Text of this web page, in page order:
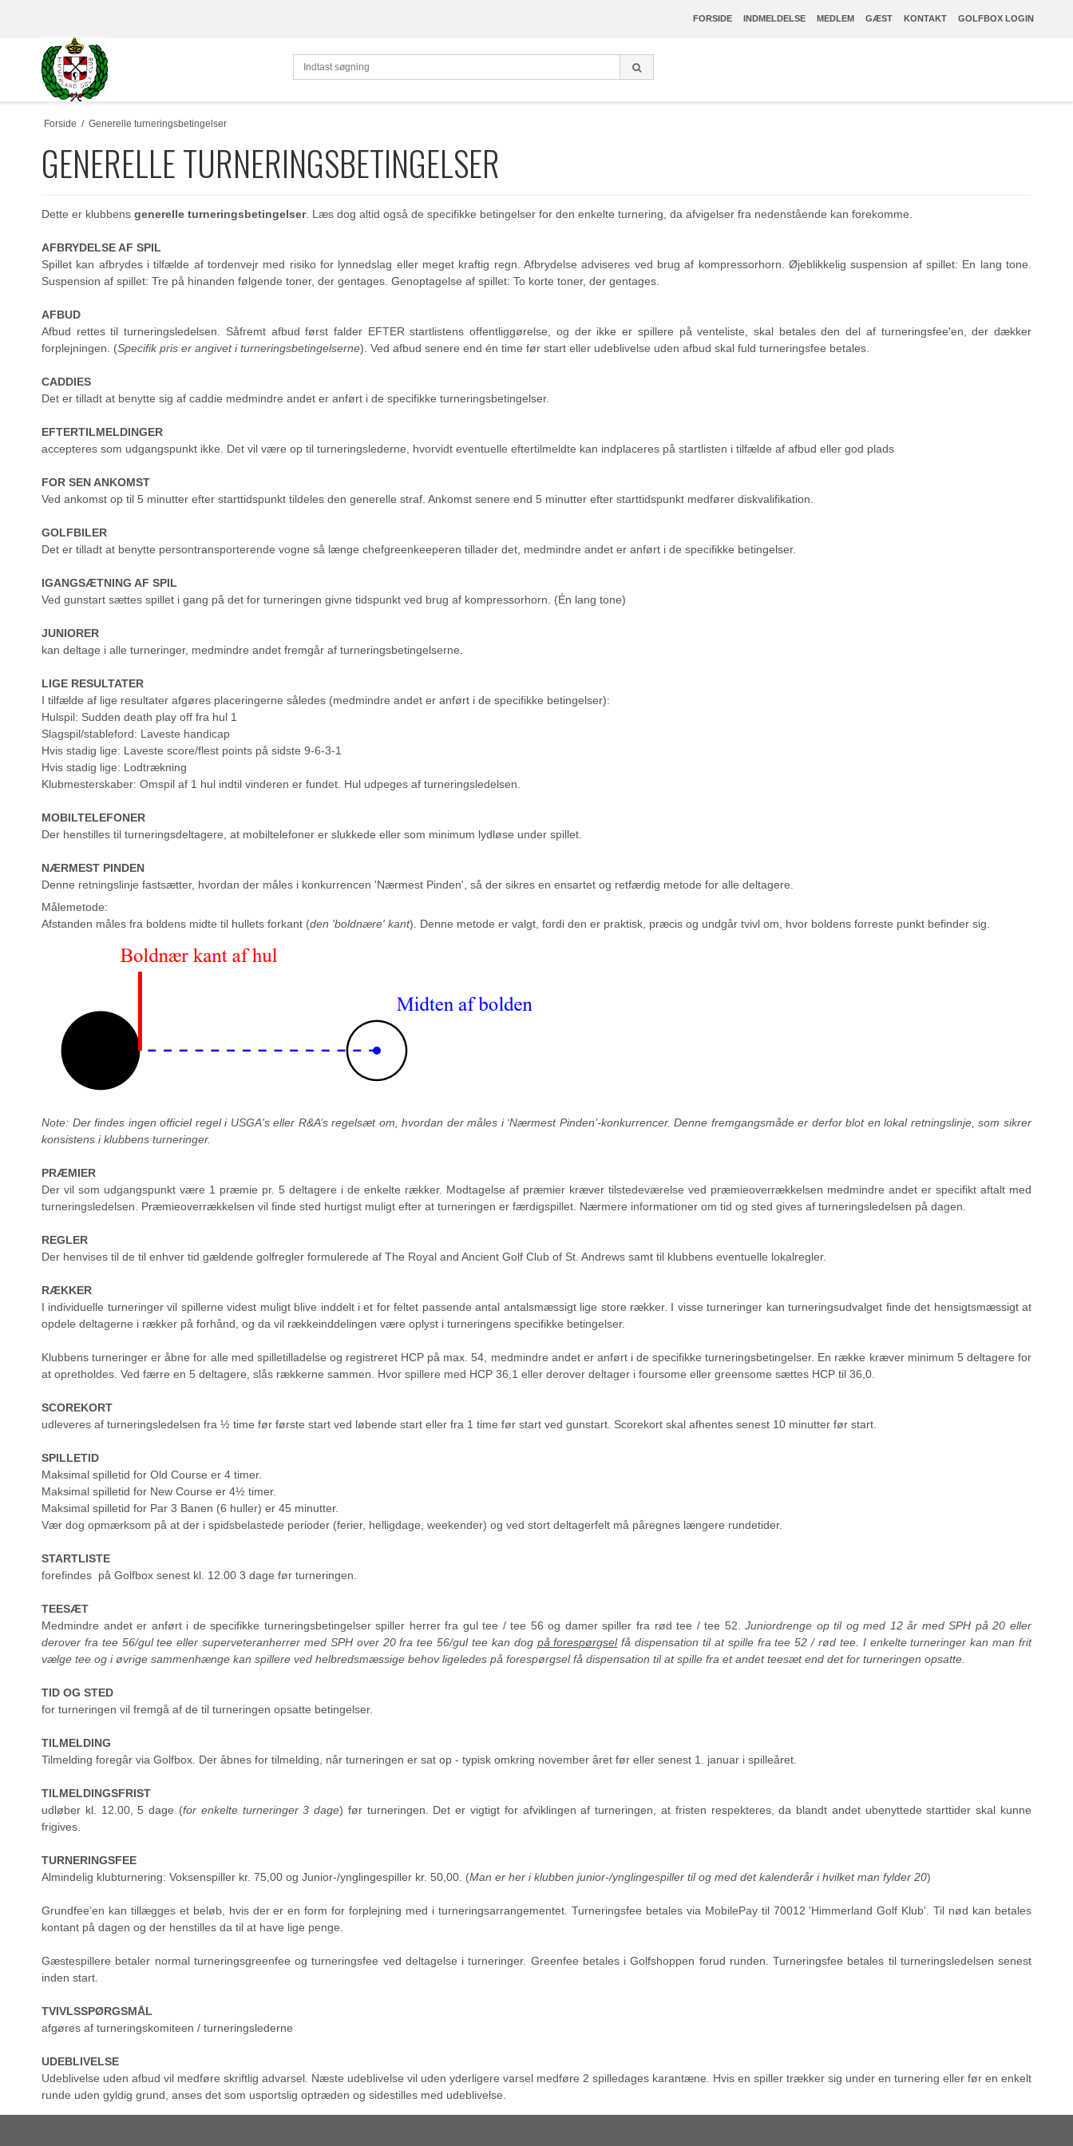
FORSIDE INDMELDELSE MEDLEM GÆST KONTAKT GOLFBOX LOGIN
Forside / Generelle turneringsbetingelser
GENERELLE TURNERINGSBETINGELSER
Dette er klubbens generelle turneringsbetingelser. Læs dog altid også de specifikke betingelser for den enkelte turnering, da afvigelser fra nedenstående kan forekomme.
AFBRYDELSE AF SPIL
Spillet kan afbrydes i tilfælde af tordenvejr med risiko for lynnedslag eller meget kraftig regn. Afbrydelse adviseres ved brug af kompressorhorn. Øjeblikkelig suspension af spillet: En lang tone.
Suspension af spillet: Tre på hinanden følgende toner, der gentages. Genoptagelse af spillet: To korte toner, der gentages.
AFBUD
Afbud rettes til turneringsledelsen. Såfremt afbud først falder EFTER startlistens offentliggørelse, og der ikke er spillere på venteliste, skal betales den del af turneringsfee'en, der dækker
forplejningen. (Specifik pris er angivet i turneringsbetingelserne). Ved afbud senere end én time før start eller udeblivelse uden afbud skal fuld turneringsfee betales.
CADDIES
Det er tilladt at benytte sig af caddie medmindre andet er anført i de specifikke turneringsbetingelser.
EFTERTILMELDINGER
accepteres som udgangspunkt ikke. Det vil være op til turneringslederne, hvorvidt eventuelle eftertilmeldte kan indplaceres på startlisten i tilfælde af afbud eller god plads
FOR SEN ANKOMST
Ved ankomst op til 5 minutter efter starttidspunkt tildeles den generelle straf. Ankomst senere end 5 minutter efter starttidspunkt medfører diskvalifikation.
GOLFBILER
Det er tilladt at benytte persontransporterende vogne så længe chefgreenkeeperen tillader det, medmindre andet er anført i de specifikke betingelser.
IGANGSÆTNING AF SPIL
Ved gunstart sættes spillet i gang på det for turneringen givne tidspunkt ved brug af kompressorhorn. (Én lang tone)
JUNIORER
kan deltage i alle turneringer, medmindre andet fremgår af turneringsbetingelserne.
LIGE RESULTATER
I tilfælde af lige resultater afgøres placeringerne således (medmindre andet er anført i de specifikke betingelser):
Hulspil: Sudden death play off fra hul 1
Slagspil/stableford: Laveste handicap
Hvis stadig lige: Laveste score/flest points på sidste 9-6-3-1
Hvis stadig lige: Lodtrækning
Klubmesterskaber: Omspil af 1 hul indtil vinderen er fundet. Hul udpeges af turneringsledelsen.
MOBILTELEFONER
Der henstilles til turneringsdeltagere, at mobiltelefoner er slukkede eller som minimum lydløse under spillet.
NÆRMEST PINDEN
Denne retningslinje fastsætter, hvordan der måles i konkurrencen 'Nærmest Pinden', så der sikres en ensartet og retfærdig metode for alle deltagere.
Målemetode:
Afstanden måles fra boldens midte til hullets forkant (den 'boldnære' kant). Denne metode er valgt, fordi den er praktisk, præcis og undgår tvivl om, hvor boldens forreste punkt befinder sig.
Note: Der findes ingen officiel regel i USGA's eller R&A’s regelsæt om, hvordan der måles i ‘Nærmest Pinden’-konkurrencer. Denne fremgangsmåde er derfor blot en lokal retningslinje, som sikrer
konsistens i klubbens turneringer.
PRÆMIER
Der vil som udgangspunkt være 1 præmie pr. 5 deltagere i de enkelte rækker. Modtagelse af præmier kræver tilstedeværelse ved præmieoverrækkelsen medmindre andet er specifikt aftalt med
turneringsledelsen. Præmieoverrækkelsen vil finde sted hurtigst muligt efter at turneringen er færdigspillet. Nærmere informationer om tid og sted gives af turneringsledelsen på dagen.
REGLER
Der henvises til de til enhver tid gældende golfregler formulerede af The Royal and Ancient Golf Club of St. Andrews samt til klubbens eventuelle lokalregler.
RÆKKER
I individuelle turneringer vil spillerne videst muligt blive inddelt i et for feltet passende antal antalsmæssigt lige store rækker. I visse turneringer kan turneringsudvalget finde det hensigtsmæssigt at
opdele deltagerne i rækker på forhånd, og da vil rækkeinddelingen være oplyst i turneringens specifikke betingelser.
Klubbens turneringer er åbne for alle med spilletilladelse og registreret HCP på max. 54, medmindre andet er anført i de specifikke turneringsbetingelser. En række kræver minimum 5 deltagere for
at opretholdes. Ved færre en 5 deltagere, slås rækkerne sammen. Hvor spillere med HCP 36,1 eller derover deltager i foursome eller greensome sættes HCP til 36,0.
SCOREKORT
udleveres af turneringsledelsen fra ½ time før første start ved løbende start eller fra 1 time før start ved gunstart. Scorekort skal afhentes senest 10 minutter før start.
SPILLETID
Maksimal spilletid for Old Course er 4 timer.
Maksimal spilletid for New Course er 4½ timer.
Maksimal spilletid for Par 3 Banen (6 huller) er 45 minutter.
Vær dog opmærksom på at der i spidsbelastede perioder (ferier, helligdage, weekender) og ved stort deltagerfelt må påregnes længere rundetider.
STARTLISTE
forefindes på Golfbox senest kl. 12.00 3 dage før turneringen.
TEESÆT
Medmindre andet er anført i de specifikke turneringsbetingelser spiller herrer fra gul tee / tee 56 og damer spiller fra rød tee / tee 52.Juniordrenge op til og med 12 år med SPH på 20 eller
derover fra tee 56/gul tee eller superveteranherrer med SPH over 20 fra tee 56/gul tee kan dog på forespørgselfå dispensation til at spille fra tee 52 / rød tee. I enkelte turneringer kan man frit
vælge tee og i øvrige sammenhænge kan spillere ved helbredsmæssige behov ligeledes på forespørgsel få dispensation til at spille fra et andet teesæt end det for turneringen opsatte.
TID OG STED
for turneringen vil fremgå af de til turneringen opsatte betingelser.
TILMELDING
Tilmelding foregår via Golfbox. Der åbnes for tilmelding, når turneringen er sat op - typisk omkring november året før eller senest 1. januar i spilleåret.
TILMELDINGSFRIST
udløber kl. 12.00, 5 dage (for enkelte turneringer 3 dage) før turneringen. Det er vigtigt for afviklingen af turneringen, at fristen respekteres, da blandt andet ubenyttede starttider skal kunne
frigives.
TURNERINGSFEE
Almindelig klubturnering: Voksenspiller kr. 75,00 og Junior-/ynglingespiller kr. 50,00. (Man er her i klubben junior-/ynglingespiller til og med det kalenderår i hvilket man fylder 20)
Grundfee’en kan tillægges et beløb, hvis der er en form for forplejning med i turneringsarrangementet. Turneringsfee betales via MobilePay til 70012 'Himmerland Golf Klub'. Til nød kan betales
kontant på dagen og der henstilles da til at have lige penge.
Gæstespillere betaler normal turneringsgreenfee og turneringsfee ved deltagelse i turneringer. Greenfee betales i Golfshoppen forud runden. Turneringsfee betales til turneringsledelsen senest
inden start.
TVIVLSSPØRGSMÅL
afgøres af turneringskomiteen / turneringslederne
UDEBLIVELSE
Udeblivelse uden afbud vil medføre skriftlig advarsel. Næste udeblivelse vil uden yderligere varsel medføre 2 spilledages karantæne. Hvis en spiller trækker sig under en turnering eller før en enkelt
runde uden gyldig grund, anses det som usportslig optræden og sidestilles med udeblivelse.